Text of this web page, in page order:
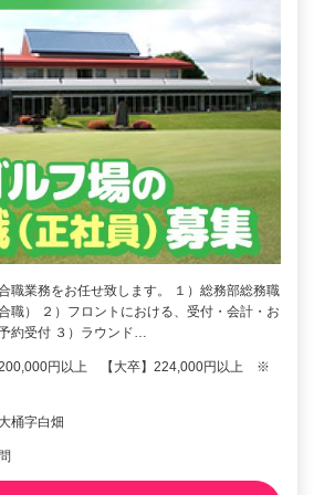
職業務をお任せ致します。 １）総務部総務職
職） ２）フロントにおける、受付・会計・お
約受付 ３）ラウンド…
200,000円以上 【大卒】224,000円以上 ※
桶字白畑